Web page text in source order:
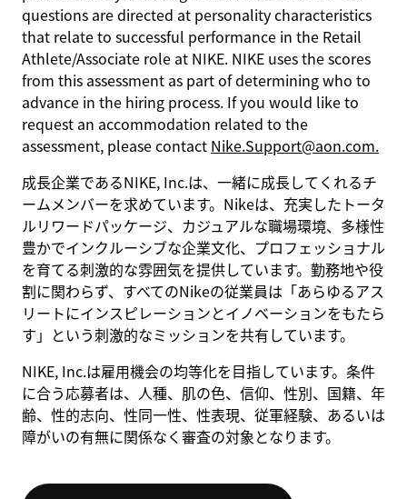
questions are directed at personality characteristics
that relate to successful performance in the Retail
Athlete/Associate role at NIKE. NIKE uses the scores
from this assessment as part of determining who to
advance in the hiring process. If you would like to
request an accommodation related to the
assessment, please contact Nike.Support@aon.com.
成長企業であるNIKE, Inc.は、一緒に成長してくれるチ
ームメンバーを求めています。Nikeは、充実したトータ
ルリワードパッケージ、カジュアルな職場環境、多様性
豊かでインクルーシブな企業文化、プロフェッショナル
を育てる刺激的な雰囲気を提供しています。勤務地や役
割に関わらず、すべてのNikeの従業員は「あらゆるアス
リートにインスピレーションとイノベーションをもたら
す」という刺激的なミッションを共有しています。
NIKE, Inc.は雇用機会の均等化を目指しています。条件
に合う応募者は、人種、肌の色、信仰、性別、国籍、年
齢、性的志向、性同一性、性表現、従軍経験、あるいは
障がいの有無に関係なく審査の対象となります。